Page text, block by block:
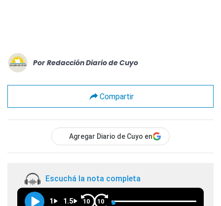
Por Redacción Diario de Cuyo
Compartir
Agregar Diario de Cuyo en
Escuchá la nota completa
1 1.5 10 10